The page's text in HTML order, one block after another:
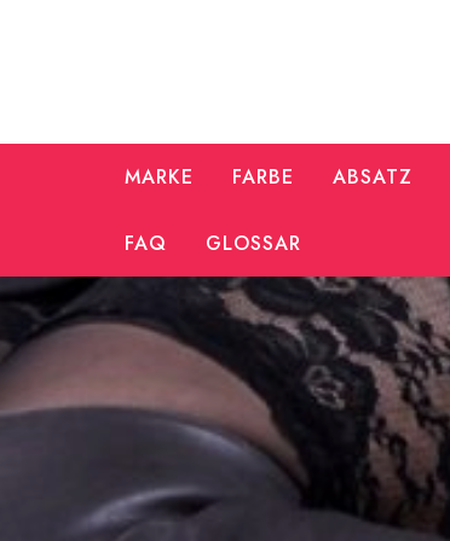
MARKE FARBE ABSATZ
FAQ GLOSSAR